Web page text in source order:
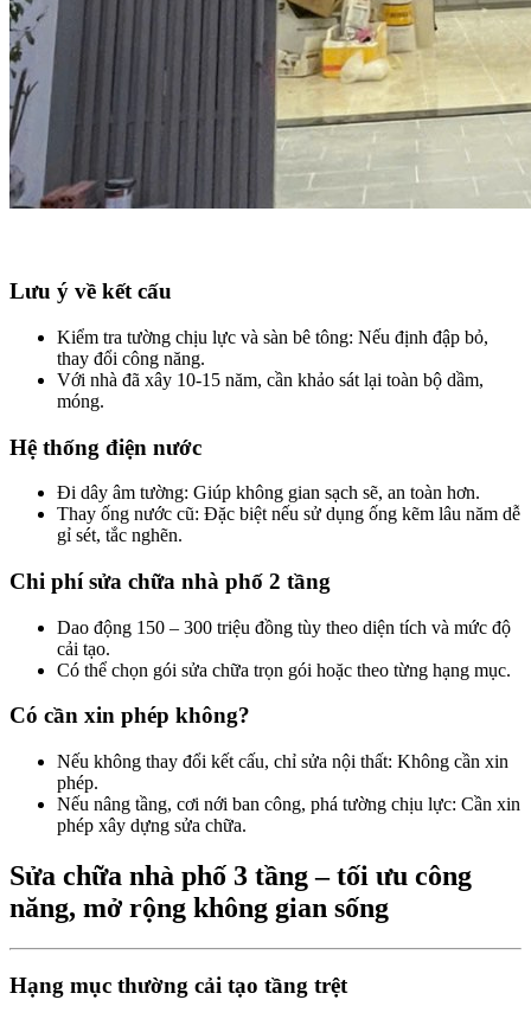
Lưu ý về kết cấu​
Kiểm tra tường chịu lực và sàn bê tông: Nếu định đập bỏ,
thay đổi công năng.
Với nhà đã xây 10-15 năm, cần khảo sát lại toàn bộ dầm,
móng.
Hệ thống điện nước​
Đi dây âm tường: Giúp không gian sạch sẽ, an toàn hơn.
Thay ống nước cũ: Đặc biệt nếu sử dụng ống kẽm lâu năm dễ
gỉ sét, tắc nghẽn.
Chi phí sửa chữa nhà phố 2 tầng​
Dao động 150 – 300 triệu đồng tùy theo diện tích và mức độ
cải tạo.
Có thể chọn gói sửa chữa trọn gói hoặc theo từng hạng mục.
Có cần xin phép không?​
Nếu không thay đổi kết cấu, chỉ sửa nội thất: Không cần xin
phép.
Nếu nâng tầng, cơi nới ban công, phá tường chịu lực: Cần xin
phép xây dựng sửa chữa.
Sửa chữa nhà phố 3 tầng – tối ưu công
năng, mở rộng không gian sống​
Hạng mục thường cải tạo tầng trệt​